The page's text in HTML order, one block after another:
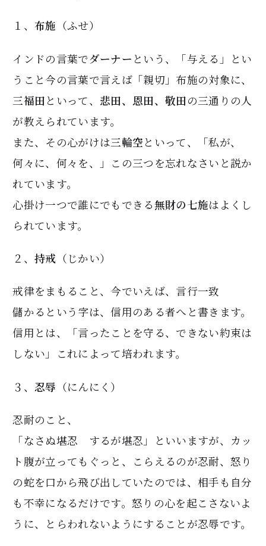
１、 布施 （ふせ）
インドの言葉でダーナー という、「与える」とい
うこと今の言葉で言えば「親切」布施の対象に、
三福田 といって、 悲田、恩田、敬田の三通りの人
が教えられています。
また、その心がけは三輪空 といって、「私が、
何々に、何々を、」この三つを忘れなさいと説か
れています。
心掛け一つで誰にでもできる無財の七施はよくし
られています。
２、 持戒 （じかい）
戒律をまもること、今でいえば、言行一致
儲かるという字は、信用のある者へと書きます。
信用とは、「言ったことを守る、できない約束は
しない」これによって培われます。
３、 忍辱 （にんにく）
忍耐のこと、
「なさぬ堪忍 するが堪忍」といいますが、カッ
ト腹が立ってもぐっと、こらえるのが忍耐、怒り
の蛇を口から飛び出していたのでは、相手も自分
も不幸になるだけです。怒りの心を起こさないよ
うに、とらわれないようにすることが忍辱です。